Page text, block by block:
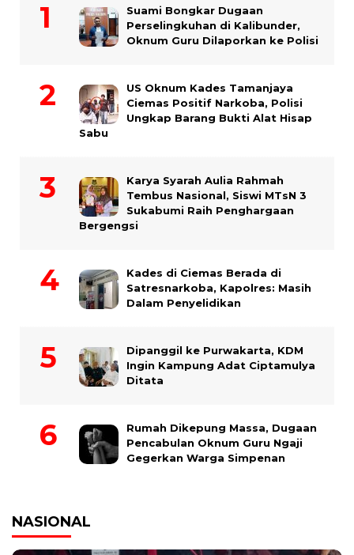
Suami Bongkar Dugaan
Perselingkuhan di Kalibunder,
Oknum Guru Dilaporkan ke Polisi
US Oknum Kades Tamanjaya
Ciemas Positif Narkoba, Polisi
Ungkap Barang Bukti Alat Hisap
Sabu
Karya Syarah Aulia Rahmah
Tembus Nasional, Siswi MTsN 3
Sukabumi Raih Penghargaan
Bergengsi
Kades di Ciemas Berada di
Satresnarkoba, Kapolres: Masih
Dalam Penyelidikan
Dipanggil ke Purwakarta, KDM
Ingin Kampung Adat Ciptamulya
Ditata
Rumah Dikepung Massa, Dugaan
Pencabulan Oknum Guru Ngaji
Gegerkan Warga Simpenan
NASIONAL